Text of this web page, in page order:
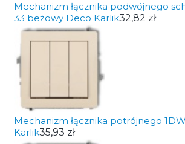
Mechanizm łącznika podwójnego
33 beżowy Deco Karlik32,82 zł
Mechanizm łącznika potrójnego
Karlik35,93 zł